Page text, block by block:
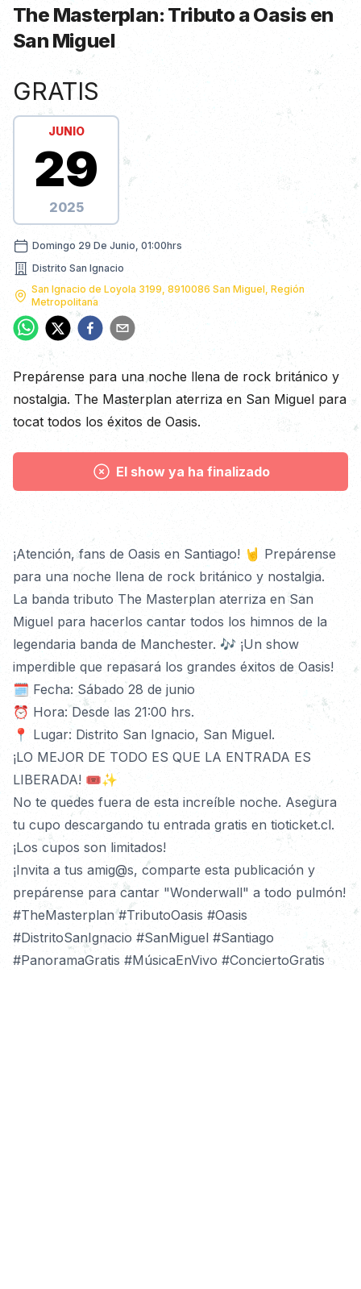
The Masterplan: Tributo a Oasis en
San Miguel
Información de Show
GRATIS
JUNIO
29
2025
domingo 29 de junio, 01:00hrs
Domingo 29 De Junio, 01:00hrs
Nombre dirección
Distrito San Ignacio
Dirección
San Ignacio de Loyola 3199, 8910086 San Miguel, Región
Metropolitana
Descripción
Prepárense para una noche llena de rock británico y
nostalgia. The Masterplan aterriza en San Miguel para
tocat todos los éxitos de Oasis.
El show ya ha finalizado
Detalles
¡Atención, fans de Oasis en Santiago! 🤘 Prepárense
para una noche llena de rock británico y nostalgia.
La banda tributo The Masterplan aterriza en San
Miguel para hacerlos cantar todos los himnos de la
legendaria banda de Manchester. 🎶 ¡Un show
imperdible que repasará los grandes éxitos de Oasis!
🗓️ Fecha: Sábado 28 de junio
⏰ Hora: Desde las 21:00 hrs.
📍 Lugar: Distrito San Ignacio, San Miguel.
¡LO MEJOR DE TODO ES QUE LA ENTRADA ES
LIBERADA! 🎟️✨
No te quedes fuera de esta increíble noche. Asegura
tu cupo descargando tu entrada gratis en tioticket.cl.
¡Los cupos son limitados!
¡Invita a tus amig@s, comparte esta publicación y
prepárense para cantar "Wonderwall" a todo pulmón!
#TheMasterplan #TributoOasis #Oasis
#DistritoSanIgnacio #SanMiguel #Santiago
#PanoramaGratis #MúsicaEnVivo #ConciertoGratis